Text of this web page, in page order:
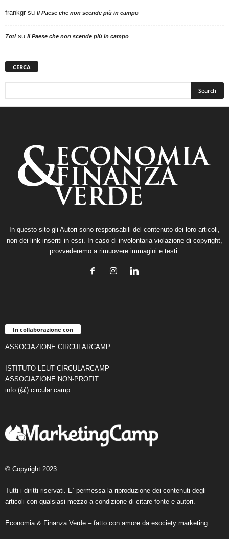
frankgr su Il Paese che non scende più in campo
Totisu Il Paese che non scende più in campo
CERCA
In questo sito gli Autori sono responsabili del contenuto dei loro articoli,
non dei link inseriti in essi. In caso di involontaria violazione di copyright,
provvederemo a rimuovere immagini e testi.
In collaborazione con
ASSOCIAZIONE CIRCULARCAMP
ISTITUTO LEUT CIRCULARCAMP
ASSOCIAZIONE NON-PROFIT
info (@) circular.camp
© Copyright 2023
Tutti i diritti riservati. E’ permessa la riproduzione dei contenuti degli
articoli con qualsiasi mezzo a condizione di citare fonte e autori.
Economia & Finanza Verde – fatto con amore da esociety marketing